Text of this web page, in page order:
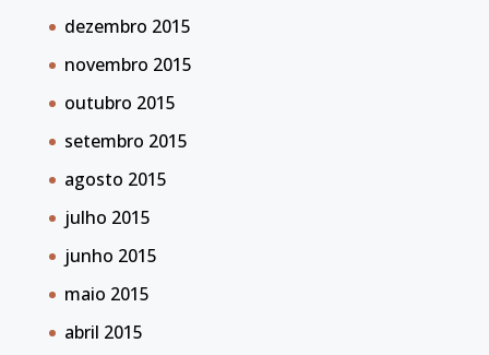
dezembro 2015
novembro 2015
outubro 2015
setembro 2015
agosto 2015
julho 2015
junho 2015
maio 2015
abril 2015